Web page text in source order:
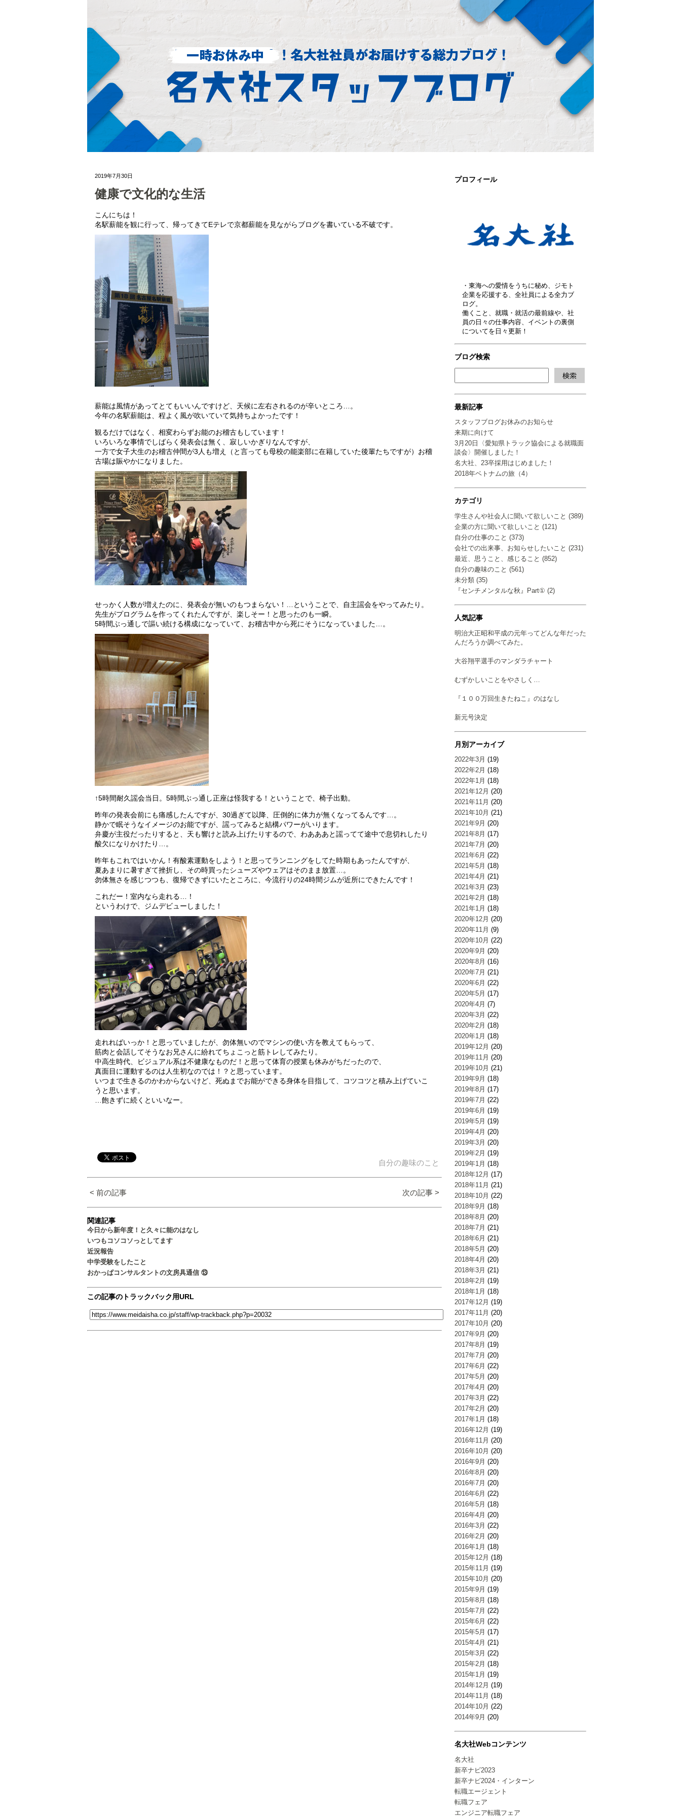
プロフィール
・東海への愛情をうちに秘め、ジモト
企業を応援する、全社員による全力ブ
ログ。
働くこと、就職・就活の最前線や、社
員の日々の仕事内容、イベントの裏側
についてを日々更新！
ブログ検索
最新記事
スタッフブログお休みのお知らせ
来期に向けて
3月20日〈愛知県トラック協会による就職面
談会〉開催しました！
名大社、23卒採用はじめました！
2018年ベトナムの旅（4）
カテゴリ
学生さんや社会人に聞いて欲しいこと (389)
企業の方に聞いて欲しいこと (121)
自分の仕事のこと (373)
会社での出来事、お知らせしたいこと (231)
最近、思うこと、感じること (852)
自分の趣味のこと (561)
未分類 (35)
『センチメンタルな秋』Part① (2)
人気記事
明治大正昭和平成の元年ってどんな年だった
んだろうか調べてみた。
大谷翔平選手のマンダラチャート
むずかしいことをやさしく…
『１００万回生きたねこ』のはなし
新元号決定
月別アーカイブ
2022年3月 (19)
2022年2月 (18)
2022年1月 (18)
2021年12月 (20)
2021年11月 (20)
2021年10月 (21)
2021年9月 (20)
2021年8月 (17)
2021年7月 (20)
2021年6月 (22)
2021年5月 (18)
2021年4月 (21)
2021年3月 (23)
2021年2月 (18)
2021年1月 (18)
2020年12月 (20)
2020年11月 (9)
2020年10月 (22)
2020年9月 (20)
2020年8月 (16)
2020年7月 (21)
2020年6月 (22)
2020年5月 (17)
2020年4月 (7)
2020年3月 (22)
2020年2月 (18)
2020年1月 (18)
2019年12月 (20)
2019年11月 (20)
2019年10月 (21)
2019年9月 (18)
2019年8月 (17)
2019年7月 (22)
2019年6月 (19)
2019年5月 (19)
2019年4月 (20)
2019年3月 (20)
2019年2月 (19)
2019年1月 (18)
2018年12月 (17)
2018年11月 (21)
2018年10月 (22)
2018年9月 (18)
2018年8月 (20)
2018年7月 (21)
2018年6月 (21)
2018年5月 (20)
2018年4月 (20)
2018年3月 (21)
2018年2月 (19)
2018年1月 (18)
2017年12月 (19)
2017年11月 (20)
2017年10月 (20)
2017年9月 (20)
2017年8月 (19)
2017年7月 (20)
2017年6月 (22)
2017年5月 (20)
2017年4月 (20)
2017年3月 (22)
2017年2月 (20)
2017年1月 (18)
2016年12月 (19)
2016年11月 (20)
2016年10月 (20)
2016年9月 (20)
2016年8月 (20)
2016年7月 (20)
2016年6月 (22)
2016年5月 (18)
2016年4月 (20)
2016年3月 (22)
2016年2月 (20)
2016年1月 (18)
2015年12月 (18)
2015年11月 (19)
2015年10月 (20)
2015年9月 (19)
2015年8月 (18)
2015年7月 (22)
2015年6月 (22)
2015年5月 (17)
2015年4月 (21)
2015年3月 (22)
2015年2月 (18)
2015年1月 (19)
2014年12月 (19)
2014年11月 (18)
2014年10月 (22)
2014年9月 (20)
名大社Webコンテンツ
名大社
新卒ナビ2023
新卒ナビ2024・インターン
転職エージェント
転職フェア
エンジニア転職フェア
2019年7月30日
健康で文化的な生活
こんにちは！
名駅薪能を観に行って、帰ってきてEテレで京都薪能を見ながらブログを書いている不破です。
薪能は風情があってとてもいいんですけど、天候に左右されるのが辛いところ…。
今年の名駅薪能は、程よく風が吹いていて気持ちよかったです！
観るだけではなく、相変わらずお能のお稽古もしています！
いろいろな事情でしばらく発表会は無く、寂しいかぎりなんですが、
一方で女子大生のお稽古仲間が3人も増え（と言っても母校の能楽部に在籍していた後輩たちですが）お稽
古場は賑やかになりました。
せっかく人数が増えたのに、発表会が無いのもつまらない！…ということで、自主謡会をやってみたり。
先生がプログラムを作ってくれたんですが、楽しそー！と思ったのも一瞬。
5時間ぶっ通しで謳い続ける構成になっていて、お稽古中から死にそうになっていました…。
↑5時間耐久謡会当日。5時間ぶっ通し正座は怪我する！ということで、椅子出動。
昨年の発表会前にも痛感したんですが、30過ぎて以降、圧倒的に体力が無くなってるんです…。
静かで眠そうなイメージのお能ですが、謡ってみると結構パワーがいります。
弁慶が主役だったりすると、天も響けと読み上げたりするので、わあああと謡ってて途中で息切れしたり
酸欠になりかけたり…。
昨年もこれではいかん！有酸素運動をしよう！と思ってランニングをしてた時期もあったんですが、
夏あまりに暑すぎて挫折し、その時買ったシューズやウェアはそのまま放置…。
勿体無さを感じつつも、復帰できずにいたところに、今流行りの24時間ジムが近所にできたんです！
これだー！室内なら走れる…！
というわけで、ジムデビューしました！
走れればいっか！と思っていましたが、勿体無いのでマシンの使い方を教えてもらって、
筋肉と会話してそうなお兄さんに紛れてちょこっと筋トレしてみたり。
中高生時代、ビジュアル系は不健康なものだ！と思って体育の授業も休みがちだったので、
真面目に運動するのは人生初なのでは！？と思っています。
いつまで生きるのかわからないけど、死ぬまでお能ができる身体を目指して、コツコツと積み上げていこ
うと思います。
…飽きずに続くといいなー。
自分の趣味のこと
< 前の記事 次の記事 >
関連記事
今日から新年度！と久々に能のはなし
いつもコソコソっとしてます
近況報告
中学受験をしたこと
おかっぱコンサルタントの文房具通信 ⑬
この記事のトラックバック用URL